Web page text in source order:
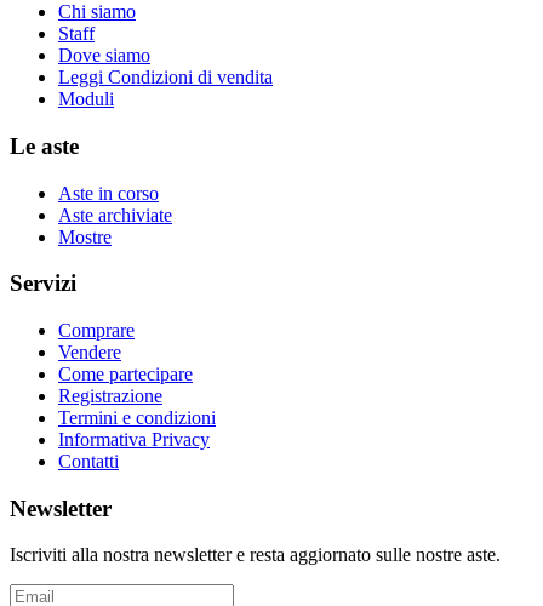
Chi siamo
Staff
Dove siamo
Leggi Condizioni di vendita
Moduli
Le aste
Aste in corso
Aste archiviate
Mostre
Servizi
Comprare
Vendere
Come partecipare
Registrazione
Termini e condizioni
Informativa Privacy
Contatti
Newsletter
Iscriviti alla nostra newsletter e resta aggiornato sulle nostre aste.